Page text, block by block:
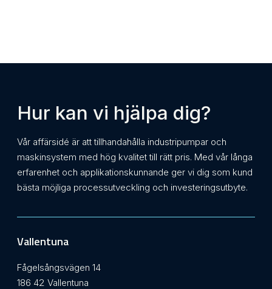
Hur kan vi hjälpa dig?
Vår affärsidé är att tillhandahålla industripumpar och
maskinsystem med hög kvalitet till rätt pris. Med vår långa
erfarenhet och applikationskunnande ger vi dig som kund
bästa möjliga processutveckling och investeringsutbyte.
Vallentuna
Fågelsångsvägen 14
186 42 Vallentuna